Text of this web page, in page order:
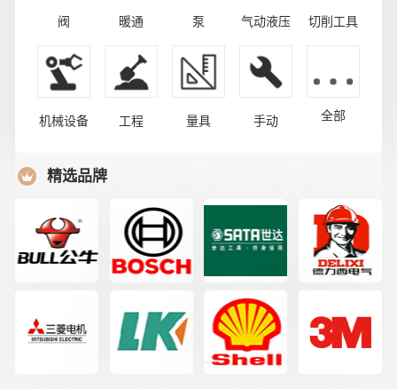
阀 暖通 泵 气动液压 切削工具
机械设备 工程 量具 手动 全部
精选品牌